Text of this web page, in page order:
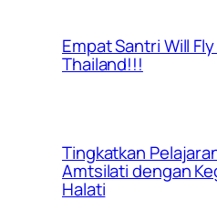
Empat Santri Will
Thailand!!!
Tingkatkan
Amtsilati dengan
Halati